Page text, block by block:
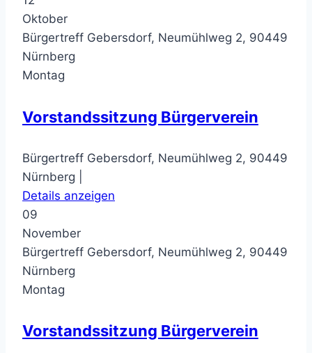
Oktober
Bürgertreff Gebersdorf, Neumühlweg 2, 90449
Nürnberg
Montag
Vorstandssitzung Bürgerverein
Bürgertreff Gebersdorf, Neumühlweg 2, 90449
Nürnberg |
Details anzeigen
09
November
Bürgertreff Gebersdorf, Neumühlweg 2, 90449
Nürnberg
Montag
Vorstandssitzung Bürgerverein